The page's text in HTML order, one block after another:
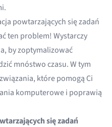
powtarzających się zadań
ten problem! Wystarczy
by zoptymalizować
mnóstwo czasu. W tym
które pomogą Ci
komputerowe i poprawią
się zadań